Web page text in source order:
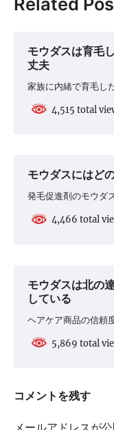
シ
ョ
モウダスは育毛
丈夫
家族に内緒で育毛し
4,515 total
モウダスにはど
発毛促進剤のモウダ
4,466 total
モウダスは北の
している
ヘアケア商品の信頼
5,869 total
コメントを残す